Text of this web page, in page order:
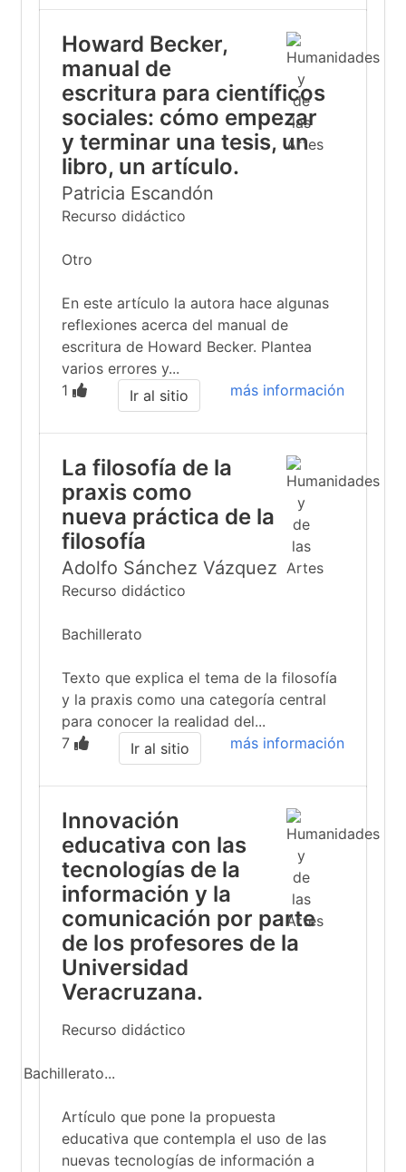
Howard Becker,
manual de
escritura para científicos
sociales: cómo empezar
y terminar una tesis, un
libro, un artículo.
Patricia Escandón
Recurso didáctico
Otro
En este artículo la autora hace algunas
reflexiones acerca del manual de
escritura de Howard Becker. Plantea
varios errores y...
1
más información
Ir al sitio
La filosofía de la
praxis como
nueva práctica de la
filosofía
Adolfo Sánchez Vázquez
Recurso didáctico
Bachillerato
Texto que explica el tema de la filosofía
y la praxis como una categoría central
para conocer la realidad del...
7
más información
Ir al sitio
Innovación
educativa con las
tecnologías de la
información y la
comunicación por parte
de los profesores de la
Universidad
Veracruzana.
Recurso didáctico
Bachillerato...
Artículo que pone la propuesta
educativa que contempla el uso de las
nuevas tecnologías de información a